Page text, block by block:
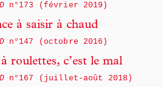
n°173 (février 2019)
à saisir à chaud
n°147 (octobre 2016)
roulettes, c’est le mal
n°167 (juillet-août 2018)